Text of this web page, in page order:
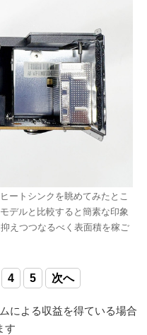
ートシンクを眺めてみたとこ
デルと比較すると簡素な印象
えつつなるべく表面積を稼ご
4 5 次へ
による収益を得ている場合
す